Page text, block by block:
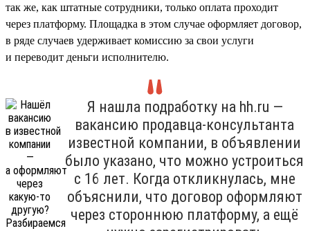
так же, как штатные сотрудники, только оплата проходит
через платформу. Площадка в этом случае оформляет договор,
в ряде случаев удерживает комиссию за свои услуги
и переводит деньги исполнителю.
Я нашла подработку на hh.ru —
вакансию продавца-консультанта
известной компании, в объявлении
было указано, что можно устроиться
с 16 лет. Когда откликнулась, мне
объяснили, что договор оформляют
через стороннюю платформу, а ещё